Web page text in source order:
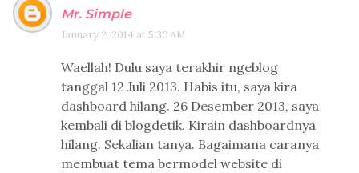
Mr. Simple
January 2, 2014 at 5:30 AM
Waellah! Dulu saya terakhir ngeblog
tanggal 12 Juli 2013. Habis itu, saya kira
dashboard hilang. 26 Desember 2013, saya
kembali di blogdetik. Kirain dashboardnya
hilang. Sekalian tanya. Bagaimana caranya
membuat tema bermodel website di